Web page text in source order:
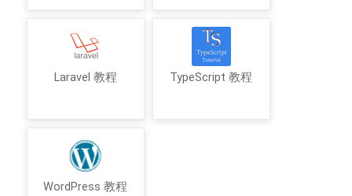
Laravel 教程 TypeScript 教程
WordPress 教程